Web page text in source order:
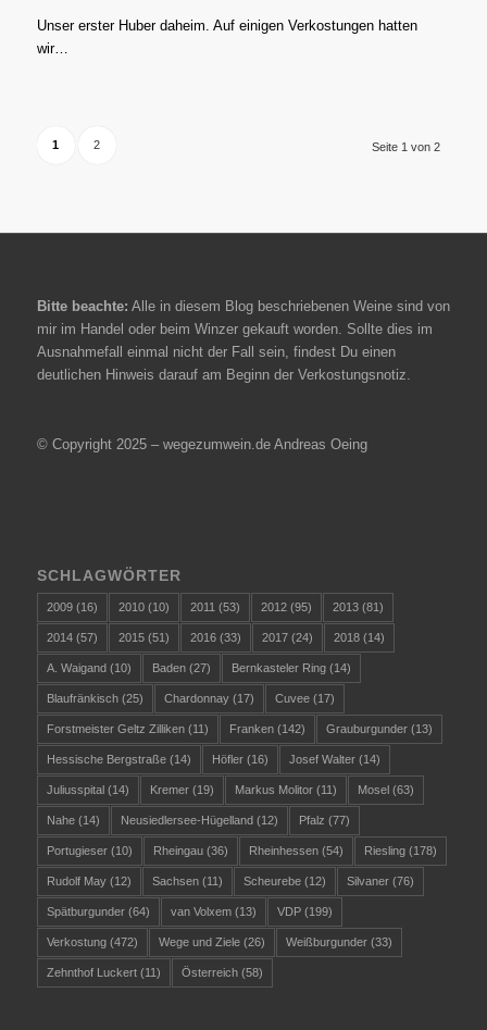
Unser erster Huber daheim. Auf einigen Verkostungen hatten
wir…
Seite 1 von 2
1 2
Bitte beachte: Alle in diesem Blog beschriebenen Weine sind von
mir im Handel oder beim Winzer gekauft worden. Sollte dies im
Ausnahmefall einmal nicht der Fall sein, findest Du einen
deutlichen Hinweis darauf am Beginn der Verkostungsnotiz.
© Copyright 2025 – wegezumwein.de Andreas Oeing
SCHLAGWÖRTER
2009(16) 2010(10) 2011 (53) 2012(95) 2013(81)
2014(57) 2015(51) 2016(33) 2017(24) 2018(14)
A. Waigand (10) Baden(27) Bernkasteler Ring(14)
Blaufränkisch(25) Chardonnay(17) Cuvee(17)
Forstmeister Geltz Zilliken(11) Franken(142) Grauburgunder(13)
Hessische Bergstraße(14) Höfler(16) Josef Walter(14)
Juliusspital (14) Kremer(19) Markus Molitor(11) Mosel (63)
Nahe(14) Neusiedlersee-Hügelland (12) Pfalz (77)
Portugieser(10) Rheingau(36) Rheinhessen(54) Riesling(178)
Rudolf May(12) Sachsen(11) Scheurebe(12) Silvaner(76)
Spätburgunder(64) van Volxem(13) VDP(199)
Verkostung(472) Wege und Ziele(26) Weißburgunder(33)
Zehnthof Luckert(11) Österreich(58)